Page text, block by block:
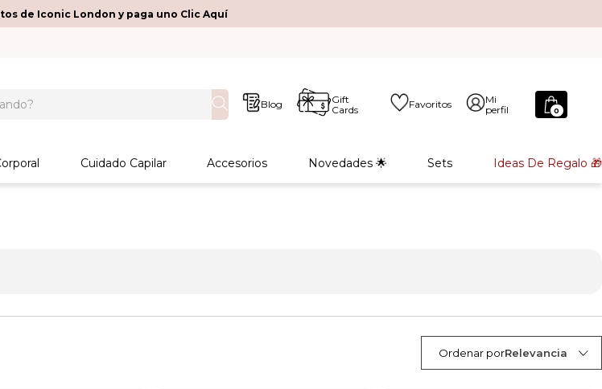
de Iconic London y paga uno Clic Aquí
Blog
Gift
Cards
Favoritos
Mi
perfil
0
Cuidado Capilar Accesorios Novedades 🌟 Sets Ideas De Regalo 🎁
Ordenar porRelevancia